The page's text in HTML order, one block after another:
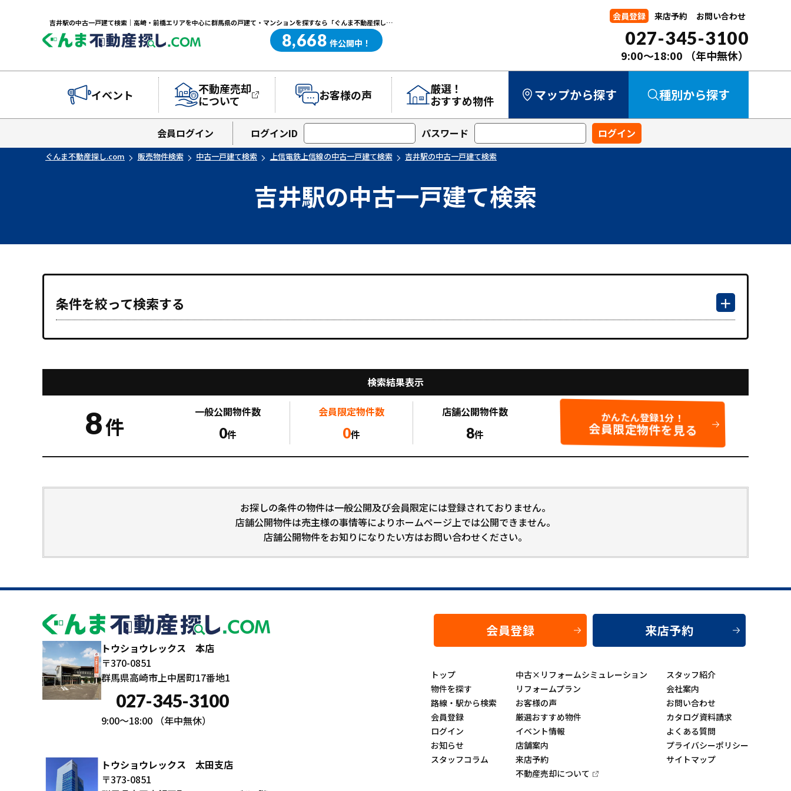
吉井駅の中古一戸建て検索｜高崎・前橋エリアを中心に群馬県の戸建て・マンションを探すなら「ぐんま不動産探し.com」
ぐんま不動産探し.com
8,668 件公開中！
会員登録 来店予約 お問い合わせ
027-345-3100
9:00～18:00 （年中無休）
イベント
不動産売却
について
お客様の声
厳選！
おすすめ物件
マップから探す 種別から探す
中古一戸建て
新築一戸建て
中古マンション
土地
事業用
会員ログイン ログインID パスワード
ぐんま不動産探し.com 販売物件検索 中古一戸建て検索 上信電鉄上信線の中古一戸建て検索 吉井駅の中古一戸建て検索
吉井駅の中古一戸建て検索
条件を絞って検索する
検索結果表示
8件
一般公開物件数
0件
会員限定物件数
0件
店舗公開物件数
8件
かんたん登録1分！
会員限定物件を見る
お探しの条件の物件は一般公開及び会員限定には登録されておりません。
店舗公開物件は売主様の事情等によりホームページ上では公開できません。
店舗公開物件をお知りになりたい方はお問い合わせください。
トウショウレックス 本店
〒370-0851
群馬県高崎市上中居町17番地1
027-345-3100
9:00～18:00 （年中無休）
トウショウレックス 太田支店
〒373-0851
会員登録 来店予約
トップ
物件を探す
路線・駅から検索
会員登録
ログイン
お知らせ
スタッフコラム
中古×リフォームシミュレーション
リフォームプラン
お客様の声
厳選おすすめ物件
イベント情報
店舗案内
来店予約
不動産売却について
スタッフ紹介
会社案内
お問い合わせ
カタログ資料請求
よくある質問
プライバシーポリシー
サイトマップ